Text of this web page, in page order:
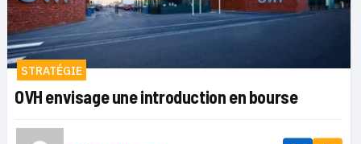
STRATÉGIE
OVH envisage une introduction en bourse